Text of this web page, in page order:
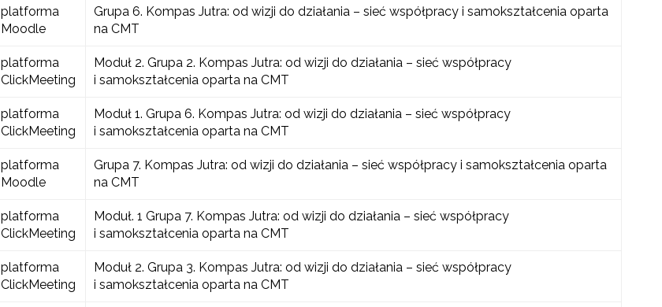
platforma
Moodle
Grupa 6. Kompas Jutra: od wizji do działania – sieć współpracy i samokształcenia oparta
na CMT
platforma
ClickMeeting
Moduł 2. Grupa 2. Kompas Jutra: od wizji do działania – sieć współpracy
i samokształcenia oparta na CMT
platforma
ClickMeeting
Moduł 1. Grupa 6. Kompas Jutra: od wizji do działania – sieć współpracy
i samokształcenia oparta na CMT
platforma
Moodle
Grupa 7. Kompas Jutra: od wizji do działania – sieć współpracy i samokształcenia oparta
na CMT
platforma
ClickMeeting
Moduł. 1 Grupa 7. Kompas Jutra: od wizji do działania – sieć współpracy
i samokształcenia oparta na CMT
platforma
ClickMeeting
Moduł 2. Grupa 3. Kompas Jutra: od wizji do działania – sieć współpracy
i samokształcenia oparta na CMT